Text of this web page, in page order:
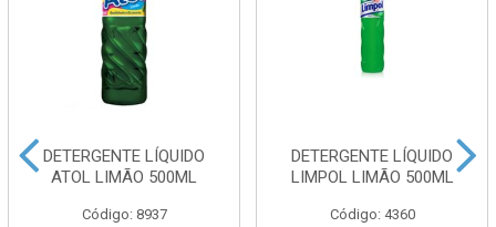
DETERGENTE LÍQUIDO
ATOL LIMÃO 500ML
Código: 8937
DETERGENTE LÍQUIDO
LIMPOL LIMÃO 500ML
Código: 4360